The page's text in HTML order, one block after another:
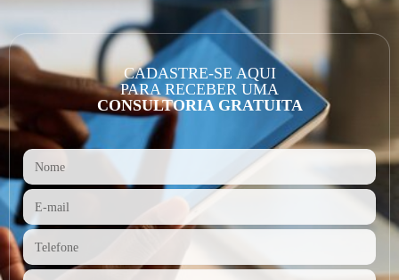
CADASTRE-SE AQUI
PARA RECEBER UMA
CONSULTORIA GRATUITA